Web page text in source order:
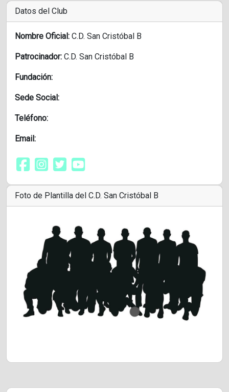
Datos del Club
Nombre Oficial: C.D. San Cristóbal B
Patrocinador: C.D. San Cristóbal B
Fundación:
Sede Social:
Teléfono:
Email:
Foto de Plantilla del C.D. San Cristóbal B